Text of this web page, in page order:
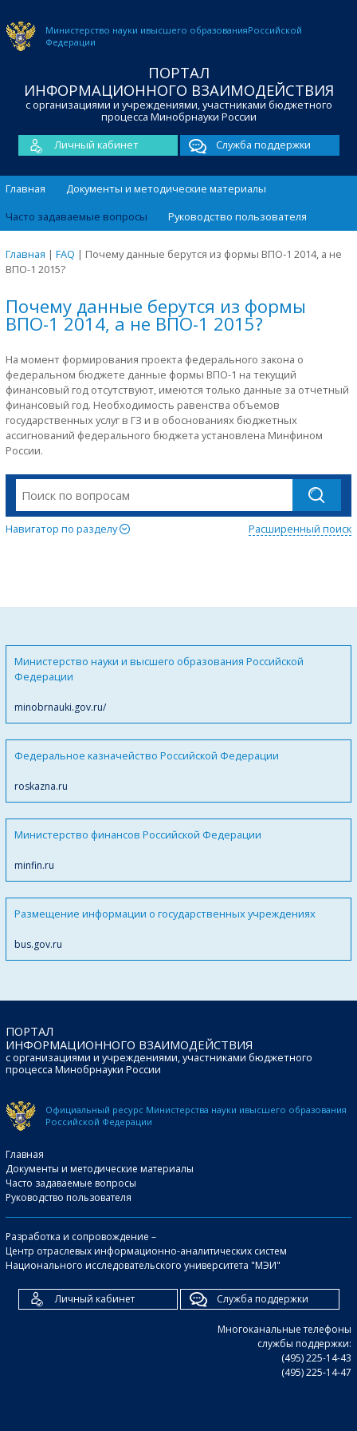
Министерство науки ивысшего образованияРоссийской
Федерации
ПОРТАЛ
ИНФОРМАЦИОННОГО ВЗАИМОДЕЙСТВИЯ
с организациями и учреждениями, участниками бюджетного
процесса Минобрнауки России
Личный кабинет
Служба поддержки
Главная
Документы и методические материалы
Часто задаваемые вопросы
Руководство пользователя
Главная | FAQ | Почему данные берутся из формы ВПО-1 2014, а не
ВПО-1 2015?
Почему данные берутся из формы
ВПО-1 2014, а не ВПО-1 2015?
На момент формирования проекта федерального закона о
федеральном бюджете данные формы ВПО-1 на текущий
финансовый год отсутствуют, имеются только данные за отчетный
финансовый год. Необходимость равенства объемов
государственных услуг в ГЗ и в обоснованиях бюджетных
ассигнований федерального бюджета установлена Минфином
России.
Навигатор по разделу Расширенный поиск
Министерство науки и высшего образования Российской
Федерации
minobrnauki.gov.ru/
Федеральное казначейство Российской Федерации
roskazna.ru
Министерство финансов Российской Федерации
minfin.ru
Размещение информации о государственных учреждениях
bus.gov.ru
ПОРТАЛ
ИНФОРМАЦИОННОГО ВЗАИМОДЕЙСТВИЯ
с организациями и учреждениями, участниками бюджетного
процесса Минобрнауки России
Официальный ресурс Министерства науки ивысшего образования
Российской Федерации
Главная
Документы и методические материалы
Часто задаваемые вопросы
Руководство пользователя
Разработка и сопровождение –
Центр отраслевых информационно-аналитических систем
Национального исследовательского университета "МЭИ"
Личный кабинет Служба поддержки
Многоканальные телефоны
службы поддержки:
(495) 225-14-43
(495) 225-14-47